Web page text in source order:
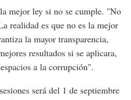
mejor ley si no se cumple. "No
realidad es que no es la mejor
la mayor transparencia,
resultados si se aplicara,
a la corrupción".
será del 1 de septiembre